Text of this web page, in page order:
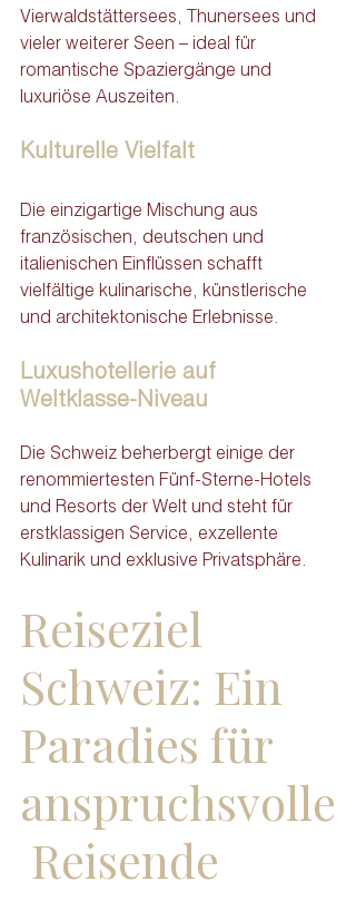
Vierwaldstättersees, Thunersees und
vieler weiterer Seen – ideal für
romantische Spaziergänge und
luxuriöse Auszeiten.
Kulturelle Vielfalt
Die einzigartige Mischung aus
französischen, deutschen und
italienischen Einflüssen schafft
vielfältige kulinarische, künstlerische
und architektonische Erlebnisse.
Luxushotellerie auf
Weltklasse-Niveau
Die Schweiz beherbergt einige der
renommiertesten Fünf-Sterne-Hotels
und Resorts der Welt und steht für
erstklassigen Service, exzellente
Kulinarik und exklusive Privatsphäre.
Reiseziel
Schweiz: Ein
Paradies für
anspruchsvolle
Reisende